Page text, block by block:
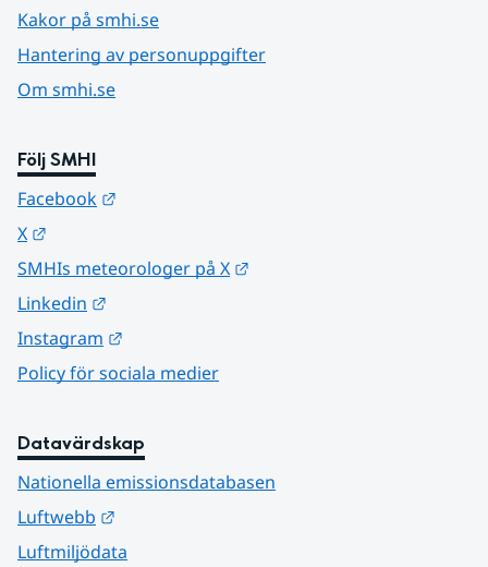
Kakor på smhi.se
Hantering av personuppgifter
Om smhi.se
Följ SMHI
Facebook
X
SMHIs meteorologer på X
Linkedin
Instagram
Policy för sociala medier
Datavärdskap
Nationella emissionsdatabasen
Luftwebb
Luftmiljödata